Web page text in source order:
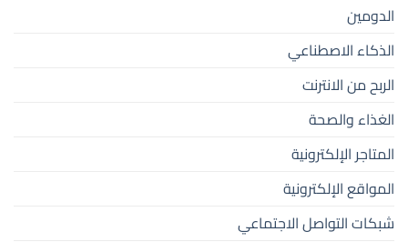
الدومين
الذكاء الاصطناعي
الربح من الانترنت
الغذاء والصحة
المتاجر الإلكترونية
المواقع الإلكترونية
شبكات التواصل الاجتماعي